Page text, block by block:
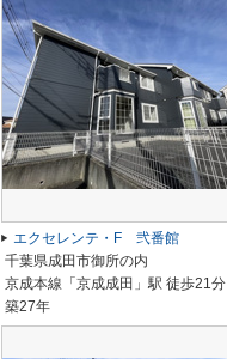
エクセレンテ・F 弐番館
千葉県成田市御所の内
京成本線「京成成田」駅 徒歩21分
築27年